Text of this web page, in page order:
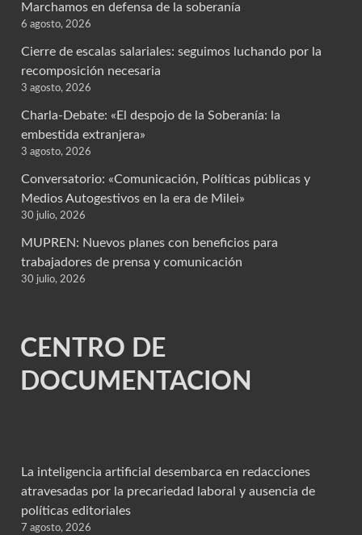
Marchamos en defensa de la soberanía
6 agosto, 2026
Cierre de escalas salariales: seguimos luchando por la
recomposición necesaria
3 agosto, 2026
Charla-Debate: «El despojo de la Soberanía: la
embestida extranjera»
3 agosto, 2026
Conversatorio: «Comunicación, Políticas públicas y
Medios Autogestivos en la era de Milei»
30 julio, 2026
MUPREN: Nuevos planes con beneficios para
trabajadores de prensa y comunicación
30 julio, 2026
CENTRO DE
DOCUMENTACION
La inteligencia artificial desembarca en redacciones
atravesadas por la precariedad laboral y ausencia de
políticas editoriales
7 agosto, 2026